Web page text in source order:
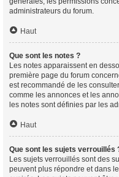
administrateurs du forum.
Haut
Que sont les notes ?
Les notes apparaissent en
première page du forum
est recommandé de les
comme les annonces et les
les notes sont définies par les
Haut
Que sont les sujets verrouillés
Les sujets verrouillés sont des
peuvent plus répondre et dans